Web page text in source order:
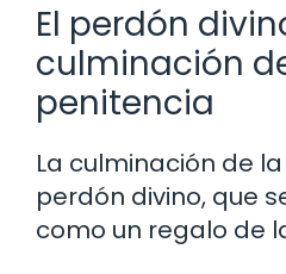
El perdón
culminación
penitencia
La culminación de
perdón divino, que
como un regalo de